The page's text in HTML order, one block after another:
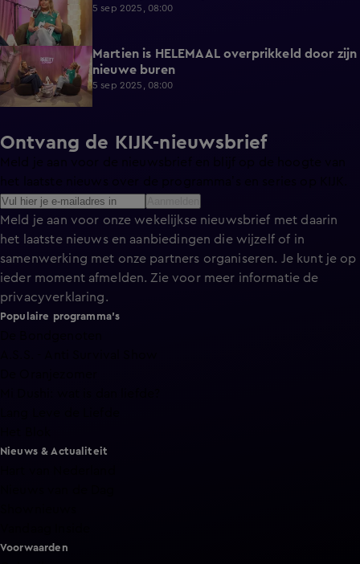
5 sep 2025, 08:00
4:43
Martien is HELEMAAL overprikkeld door zijn
nieuwe buren
5 sep 2025, 08:00
Ontvang de KIJK-nieuwsbrief
Meld je aan voor de nieuwsbrief en blijf op de hoogte van
Meld je aan voor onze wekelijkse nieuwsbrief met daarin
het laatste nieuws en aanbiedingen die wijzelf of in
samenwerking met onze partners organiseren. Je kunt je op
ieder moment afmelden. Zie voor meer informatie de
privacyverklaring.
Populaire programma's
Nieuws & Actualiteit
Voorwaarden